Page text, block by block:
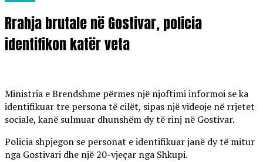
Rrahja brutale në Gostivar, policia
identifikon katër veta
Ministria e Brendshme përmes një njoftimi informoi se ka
identifikuar tre persona të cilët, sipas një videoje në rrjetet
sociale, kanë sulmuar dhunshëm dy të rinj në Gostivar.
Policia shpjegon se personat e identifikuar janë dy të mitur
nga Gostivari dhe një 20-vjeçar nga Shkupi.